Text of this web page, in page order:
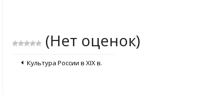
(Нет оценок)
Культура России в XIX в.